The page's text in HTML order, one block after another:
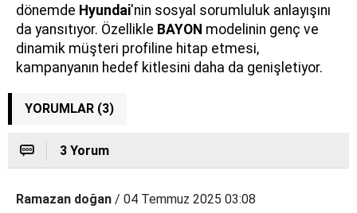
dönemde Hyundai'nin sosyal sorumluluk anlayışını
da yansıtıyor. Özellikle BAYON modelinin genç ve
dinamik müşteri profiline hitap etmesi,
kampanyanın hedef kitlesini daha da genişletiyor.
YORUMLAR (3)
3 Yorum
Ramazan doğan / 04 Temmuz 2025 03:08